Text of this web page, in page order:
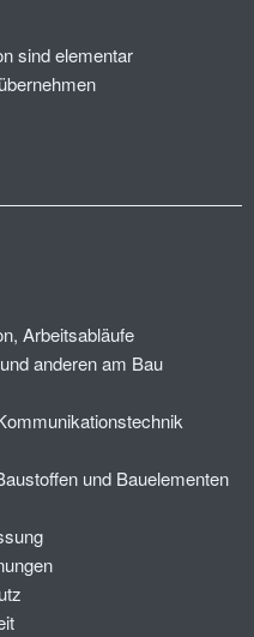
sind elementar
Arbeitsabläufe
anderen am Bau
und Bauelementen